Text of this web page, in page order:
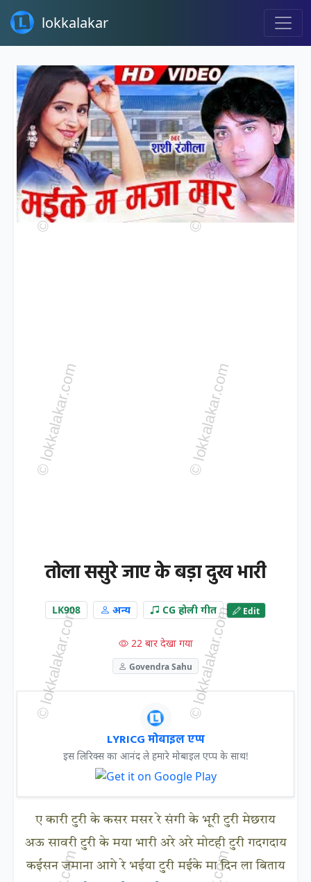
lokkalakar
तोला ससुरे जाए के बड़ा दुख भारी
LK908 अन्य CG होली गीत Edit
22 बार देखा गया
Govendra Sahu
LYRICG मोबाइल एप्प
इस लिरिक्स का आनंद ले हमारे मोबाइल एप्प के साथ!
ए कारी टुरी के कसर मसर रे संगी के भूरी टुरी मेछराय
अऊ सावरी टुरी के मया भारी अरे अरे मोटही टुरी गदगदाय
कईसन जमाना आगे रे भईया टुरी मईके मा दिन ला बिताय